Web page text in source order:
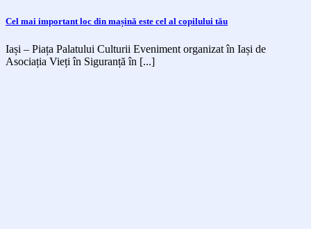
Cel mai important loc din mașină este cel al copilului tău
Iași – Piața Palatului Culturii Eveniment organizat în Iași de
Asociația Vieți în Siguranță în [...]